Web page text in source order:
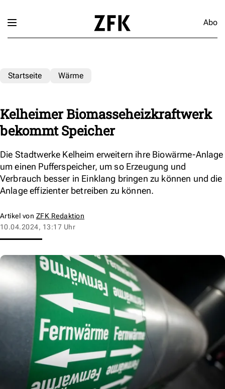
Abo
Startseite Wärme
Kelheimer Biomasseheizkraftwerk
bekommt Speicher
Die Stadtwerke Kelheim erweitern ihre Biowärme-Anlage
um einen Pufferspeicher, um so Erzeugung und
Verbrauch besser in Einklang bringen zu können und die
Anlage effizienter betreiben zu können.
Artikel von ZFK Redaktion
10.04.2024, 13:17 Uhr